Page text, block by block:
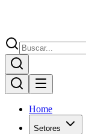
Home
Setores